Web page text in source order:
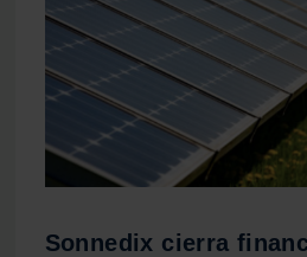
Sonnedix cierra